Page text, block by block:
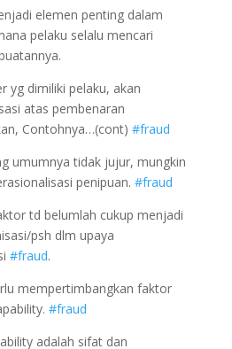
elemen penting dalam
pelaku selalu mencari
yg dimiliki pelaku, akan
atas pembenaran
Contohnya…(cont) #fraud
umumnya tidak jujur, mungkin
penipuan. #fraud
td belumlah cukup menjadi
psh dlm upaya
#fraud.
mempertimbangkan faktor
#fraud
adalah sifat dan